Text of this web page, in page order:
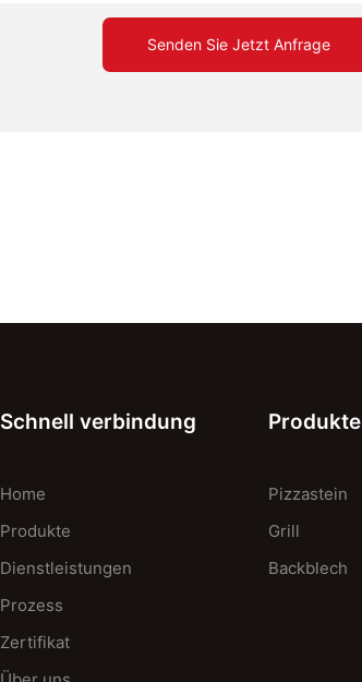
Senden Sie Jetzt Anfrage
Schnell verbindung
Home
Produkte
Dienstleistungen
Prozess
Zertifikat
Produkte
Pizzastein
Grill
Backblech